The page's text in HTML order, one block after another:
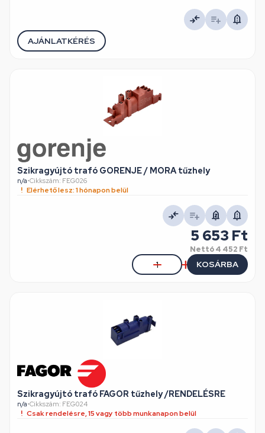
AJÁNLATKÉRÉS
Szikragyújtó trafó GORENJE / MORA tűzhely
n/a•Cikkszám: FEG026
Elérhető lesz: 1 hónapon belül
5 653 Ft
Nettó4 452 Ft
KOSÁRBA
Szikragyújtó trafó FAGOR tűzhely /RENDELÉSRE
n/a•Cikkszám: FEG024
Csak rendelésre, 15 vagy több munkanapon belül